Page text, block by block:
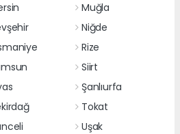
Muğla
Niğde
Rize
Siirt
Şanlıurfa
Tokat
Uşak